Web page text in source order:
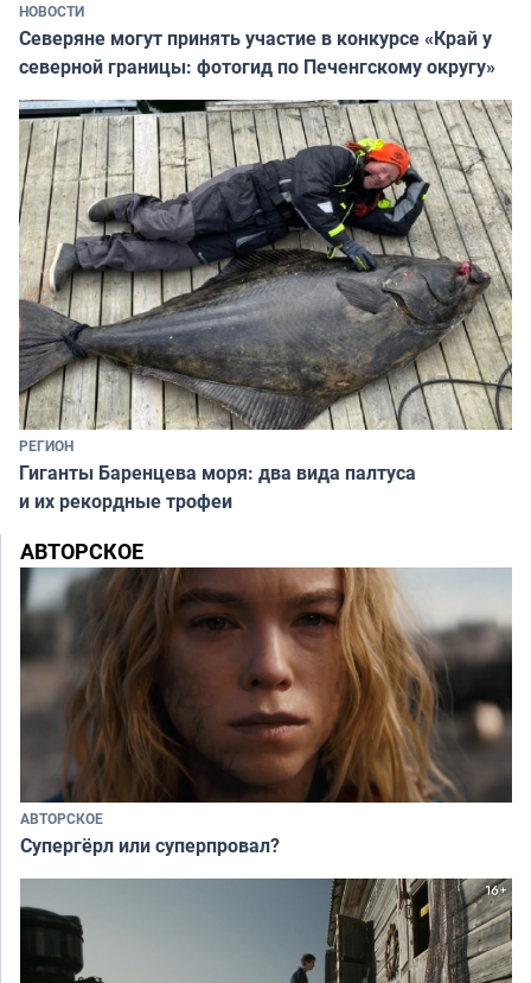
НОВОСТИ
Северяне могут принять участие в конкурсе «Край у
северной границы: фотогид по Печенгскому округу»
РЕГИОН
Гиганты Баренцева моря: два вида палтуса
и их рекордные трофеи
АВТОРСКОЕ
АВТОРСКОЕ
Супергёрл или суперпровал?